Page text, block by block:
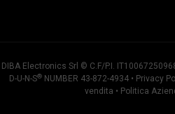
DIBA Electronics Srl © C.F/P.I.
D-U-N-S®NUMBER 43-872-4934 • Privacy
vendita • Politica